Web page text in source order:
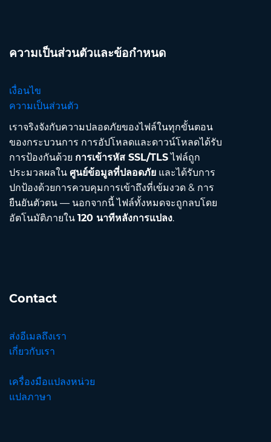
ความเป็นส่วนตัวและข้อกำหนด
เงื่อนไข
ความเป็นส่วนตัว
เราจริงจังกับความปลอดภัยของไฟล์ในทุกขั้นตอน
ของกระบวนการ การอัปโหลดและดาวน์โหลดได้รับ
การป้องกันด้วย การเข้ารหัส SSL/TLSไฟล์ถูก
ประมวลผลใน ศูนย์ข้อมูลที่ปลอดภัย และได้รับการ
ปกป้องด้วยการควบคุมการเข้าถึงที่เข้มงวด & การ
ยืนยันตัวตน — นอกจากนี้ ไฟล์ทั้งหมดจะถูกลบโดย
อัตโนมัติภายใน 120 นาทีหลังการแปลง.
Contact
ส่งอีเมลถึงเรา
เกี่ยวกับเรา
เครื่องมือแปลงหน่วย
แปลภาษา